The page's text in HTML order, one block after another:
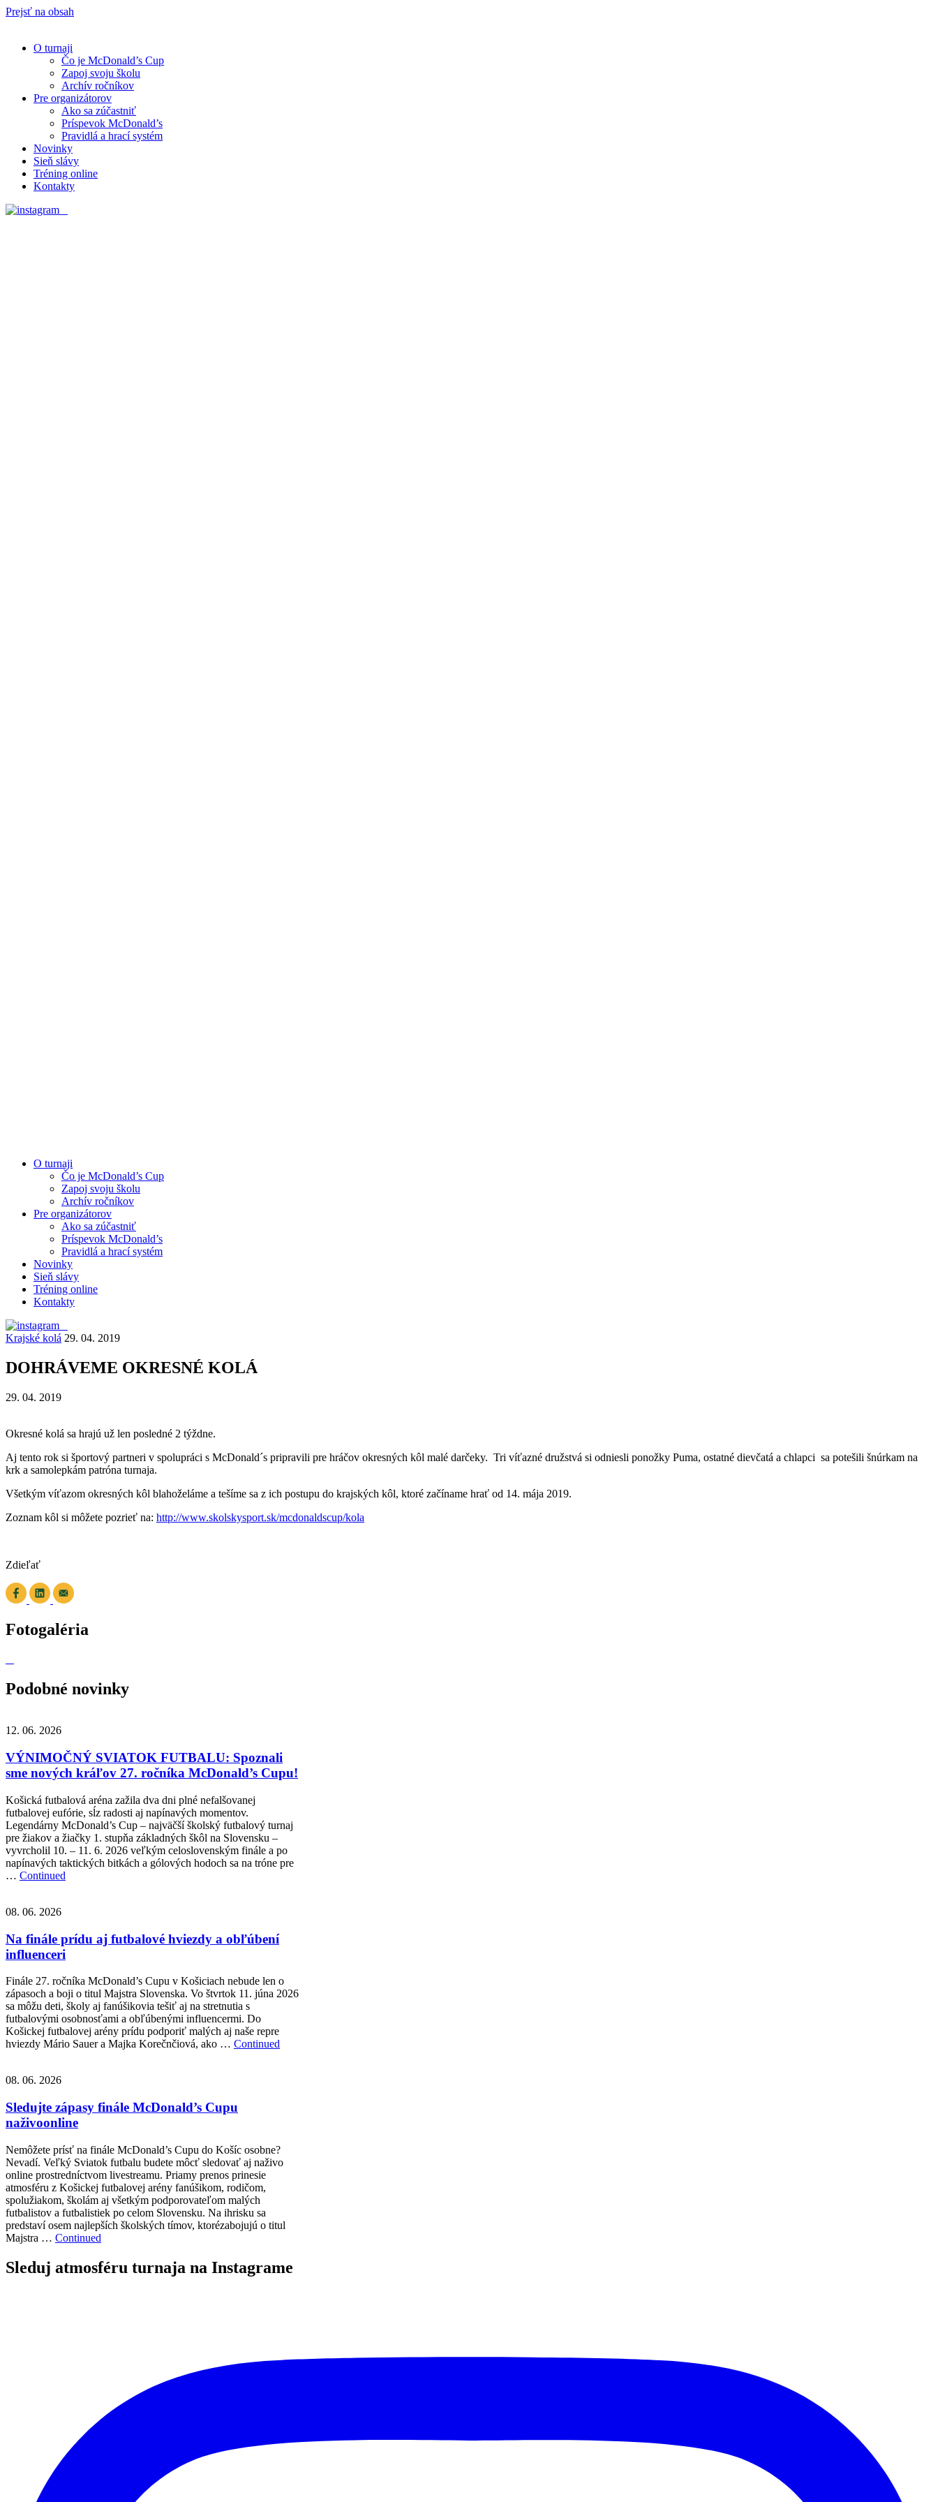
Prejsť na obsah
O turnaji
Čo je McDonald’s Cup
Zapoj svoju školu
Archív ročníkov
Pre organizátorov
Ako sa zúčastniť
Príspevok McDonald’s
Pravidlá a hrací systém
Novinky
Sieň slávy
Tréning online
Kontakty
O turnaji
Čo je McDonald’s Cup
Zapoj svoju školu
Archív ročníkov
Pre organizátorov
Ako sa zúčastniť
Príspevok McDonald’s
Pravidlá a hrací systém
Novinky
Sieň slávy
Tréning online
Kontakty
Krajské kolá 29. 04. 2019
DOHRÁVEME OKRESNÉ KOLÁ
29. 04. 2019
Okresné kolá sa hrajú už len posledné 2 týždne.
Aj tento rok si športový partneri v spolupráci s McDonald´s pripravili pre hráčov okresných kôl malé darčeky. Tri víťazné družstvá si odniesli ponožky Puma, ostatné dievčatá a chlapci sa potešili šnúrkam na
krk a samolepkám patróna turnaja.
Všetkým víťazom okresných kôl blahoželáme a tešíme sa z ich postupu do krajských kôl, ktoré začíname hrať od 14. mája 2019.
Zoznam kôl si môžete pozrieť na: http://www.skolskysport.sk/mcdonaldscup/kola
Zdieľať
Fotogaléria
Podobné novinky
12. 06. 2026
VÝNIMOČNÝ SVIATOK FUTBALU: Spoznali
sme nových kráľov 27. ročníka McDonald’s Cupu!
Košická futbalová aréna zažila dva dni plné nefalšovanej
futbalovej eufórie, sĺz radosti aj napínavých momentov.
Legendárny McDonald’s Cup – najväčší školský futbalový turnaj
pre žiakov a žiačky 1. stupňa základných škôl na Slovensku –
vyvrcholil 10. – 11. 6. 2026 veľkým celoslovenským finále a po
napínavých taktických bitkách a gólových hodoch sa na tróne pre
… Continued
08. 06. 2026
Na finále prídu aj futbalové hviezdy a obľúbení
influenceri
Finále 27. ročníka McDonald’s Cupu v Košiciach nebude len o
zápasoch a boji o titul Majstra Slovenska. Vo štvrtok 11. júna 2026
sa môžu deti, školy aj fanúšikovia tešiť aj na stretnutia s
futbalovými osobnosťami a obľúbenými influencermi. Do
Košickej futbalovej arény prídu podporiť malých aj naše repre
hviezdy Mário Sauer a Majka Korečnčiová, ako … Continued
08. 06. 2026
Sledujte zápasy finále McDonald’s Cupu
naživoonline
Nemôžete prísť na finále McDonald’s Cupu do Košíc osobne?
Nevadí. Veľký Sviatok futbalu budete môcť sledovať aj naživo
online prostredníctvom livestreamu. Priamy prenos prinesie
atmosféru z Košickej futbalovej arény fanúšikom, rodičom,
spolužiakom, školám aj všetkým podporovateľom malých
futbalistov a futbalistiek po celom Slovensku. Na ihrisku sa
predstaví osem najlepších školských tímov, ktorézabojujú o titul
Majstra … Continued
Sleduj atmosféru turnaja na Instagrame